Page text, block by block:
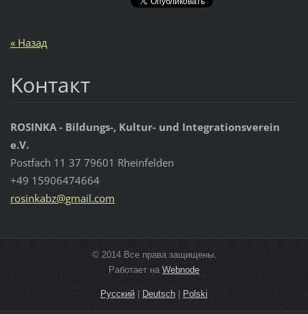
« Назад
Koнтакт
ROSINKA - Bildungs-, Kultur- und Integrationsverein
e.V.
Postfach 11 37 79601 Rheinfelden
+49 15906474664
rosinkabz@gmail.com
© 2014 Все права защищены.
Работает на Webnode
Русский | Deutsch |Polski